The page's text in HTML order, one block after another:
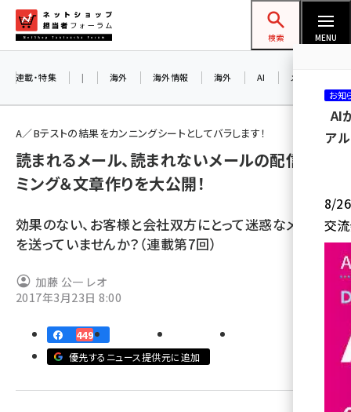
ン
ネットショップ担当者フォーラム
検索 MENU
amazon (2255)
楽天 (1874)
アスクル (1122)
ビィ・フォアード (776)
連載・特集 | 海外 海外情報 海外 AI メタバース
A／Bテストの結果をカンニングシートとしてバラします！
読まれるメール、読まれないメールの配信タイ
ミング＆文章作りを大公開！
効果のない、お客様と会社双方にとって迷惑なメール
を送っていませんか？（連載第7回）
加藤 公一 レオ
2017年3月23日 8:00
449
優先するニュース提供元に追加
お知
AI
ア
8/26
交